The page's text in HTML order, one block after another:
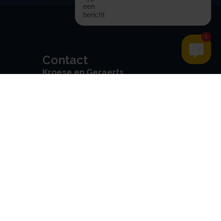
Contact
Kroese en Geraerts